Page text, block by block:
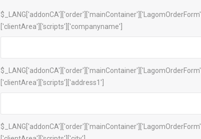
$_LANG['addonCA']['order']['mainContainer']['LagomOrderForm']
['clientArea']['scripts']['companyname']
$_LANG['addonCA']['order']['mainContainer']['LagomOrderForm']
['clientArea']['scripts']['address1']
$_LANG['addonCA']['order']['mainContainer']['LagomOrderForm']